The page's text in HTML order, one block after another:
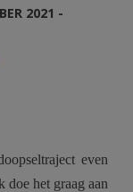
2021 -
even
doe het graag aan